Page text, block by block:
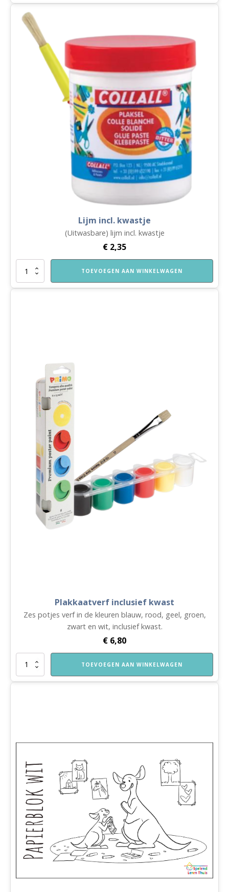
Lijm incl. kwastje
(Uitwasbare) lijm incl. kwastje
€ 2,35
Lijm
kwastje
TOEVOEGEN AAN WINKELWAGEN
Plakkaatverf inclusief kwast
Zes potjes verf in de kleuren blauw, rood, geel, groen,
zwart en wit, inclusief kwast.
€ 6,80
Plakkaatverf
kwast
TOEVOEGEN AAN WINKELWAGEN